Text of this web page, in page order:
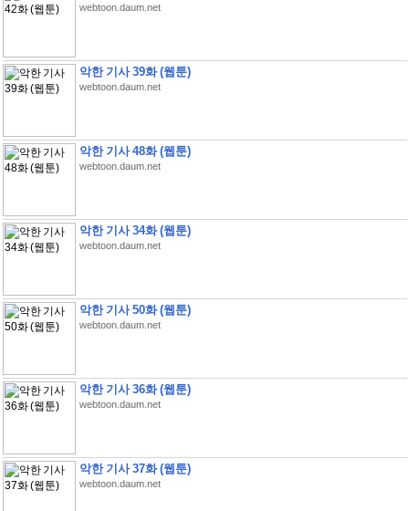
webtoon.daum.net
악한 기사 39화 (웹툰)
webtoon.daum.net
악한 기사 48화 (웹툰)
webtoon.daum.net
악한 기사 34화 (웹툰)
webtoon.daum.net
악한 기사 50화 (웹툰)
webtoon.daum.net
악한 기사 36화 (웹툰)
webtoon.daum.net
악한 기사 37화 (웹툰)
webtoon.daum.net